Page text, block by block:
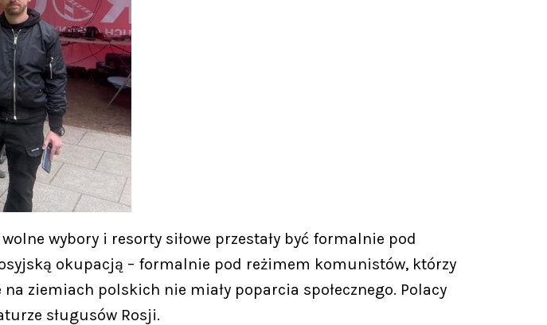
wybory i resorty siłowe przestały być formalnie pod
okupacją – formalnie pod reżimem komunistów, którzy
ziemiach polskich nie miały poparcia społecznego. Polacy
sługusów Rosji.